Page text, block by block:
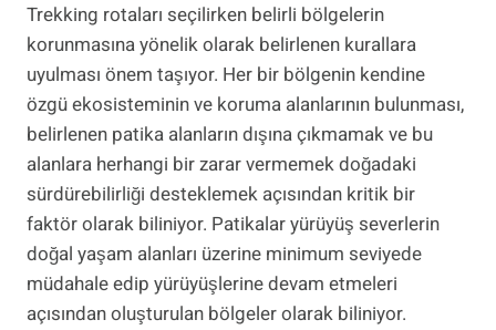
Trekking rotaları seçilirken belirli bölgelerin
korunmasına yönelik olarak belirlenen kurallara
uyulması önem taşıyor. Her bir bölgenin kendine
özgü ekosisteminin ve koruma alanlarının bulunması,
belirlenen patika alanların dışına çıkmamak ve bu
alanlara herhangi bir zarar vermemek doğadaki
sürdürebilirliği desteklemek açısından kritik bir
faktör olarak biliniyor. Patikalar yürüyüş severlerin
doğal yaşam alanları üzerine minimum seviyede
müdahale edip yürüyüşlerine devam etmeleri
açısından oluşturulan bölgeler olarak biliniyor.